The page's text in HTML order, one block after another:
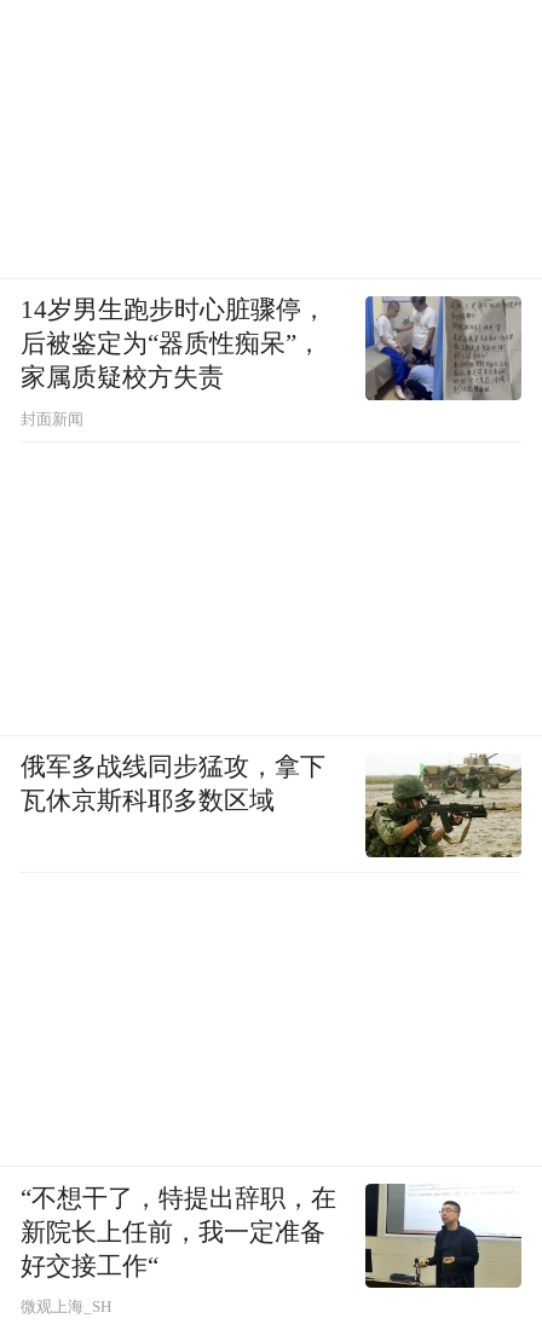
14岁男生跑步时心脏骤停，
后被鉴定为“器质性痴呆”，
家属质疑校方失责
封面新闻
俄军多战线同步猛攻，拿下
瓦休京斯科耶多数区域
“不想干了，特提出辞职，在
新院长上任前，我一定准备
好交接工作“
微观上海_SH